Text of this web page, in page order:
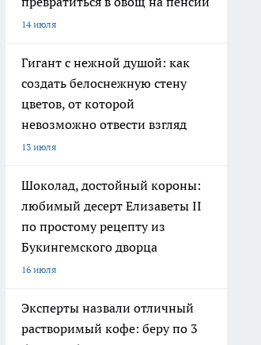
14 июля
Гигант с нежной душой: как
создать белоснежную стену
цветов, от которой
невозможно отвести взгляд
13 июля
Шоколад, достойный короны:
любимый десерт Елизаветы II
по простому рецепту из
Букингемского дворца
16 июля
Эксперты назвали отличный
растворимый кофе: беру по 3